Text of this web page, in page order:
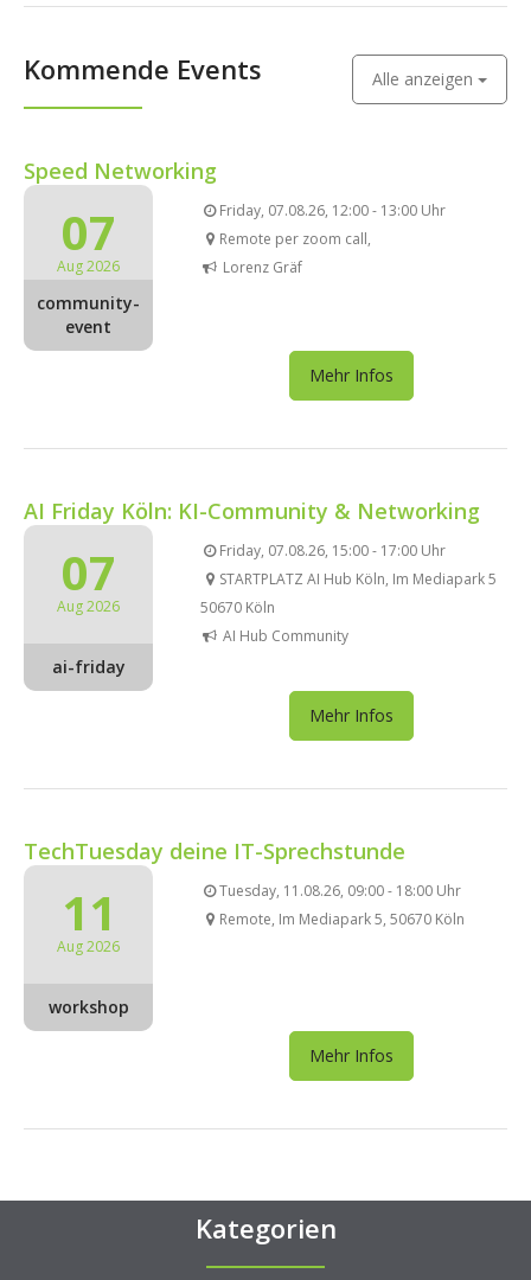
Kommende Events Alle anzeigen
Speed Networking
07
Aug 2026
community-
event
Friday, 07.08.26, 12:00 - 13:00 Uhr
Remote per zoom call,
Lorenz Gräf
Mehr Infos
AI Friday Köln: KI-Community & Networking
07
Aug 2026
ai-friday
Friday, 07.08.26, 15:00 - 17:00 Uhr
STARTPLATZ AI Hub Köln, Im Mediapark 5
50670 Köln
AI Hub Community
Mehr Infos
TechTuesday deine IT-Sprechstunde
11
Aug 2026
workshop
Tuesday, 11.08.26, 09:00 - 18:00 Uhr
Remote, Im Mediapark 5, 50670 Köln
Mehr Infos
Kategorien